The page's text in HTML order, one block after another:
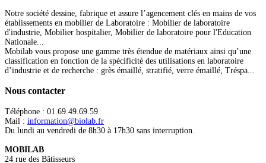
Notre société dessine, fabrique et assure l’agencement clés en mains de vos
établissements en mobilier de Laboratoire : Mobilier de laboratoire
d'industrie, Mobilier hospitalier, Mobilier de laboratoire pour l'Education
Nationale...
Mobilab vous propose une gamme très étendue de matériaux ainsi qu’une
classification en fonction de la spécificité des utilisations en laboratoire
d’industrie et de recherche : grès émaillé, stratifié, verre émaillé, Tréspa...
Nous contacter
Téléphone : 01.69.49.69.59
Mail : information@biolab.fr
Du lundi au vendredi de 8h30 à 17h30 sans interruption.
MOBILAB
24 rue des Bâtisseurs